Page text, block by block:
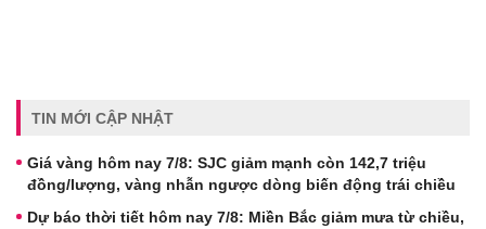
TIN MỚI CẬP NHẬT
Giá vàng hôm nay 7/8: SJC giảm mạnh còn 142,7 triệu
đồng/lượng, vàng nhẫn ngược dòng biến động trái chiều
Dự báo thời tiết hôm nay 7/8: Miền Bắc giảm mưa từ chiều,